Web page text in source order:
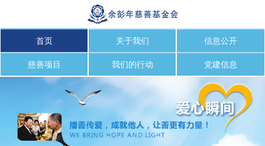
首页 关于我们 信息公开
慈善项目 我们的行动 党建信息